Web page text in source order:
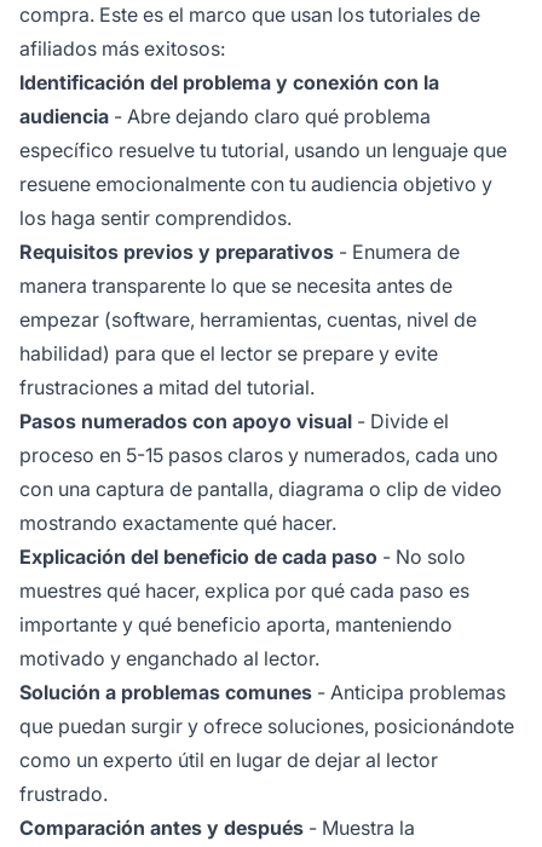
compra. Este es el marco que usan los tutoriales de
afiliados más exitosos:
Identificación del problema y conexión con la
audiencia - Abre dejando claro qué problema
específico resuelve tu tutorial, usando un lenguaje que
resuene emocionalmente con tu audiencia objetivo y
los haga sentir comprendidos.
Requisitos previos y preparativos - Enumera de
manera transparente lo que se necesita antes de
empezar (software, herramientas, cuentas, nivel de
habilidad) para que el lector se prepare y evite
frustraciones a mitad del tutorial.
Pasos numerados con apoyo visual - Divide el
proceso en 5-15 pasos claros y numerados, cada uno
con una captura de pantalla, diagrama o clip de video
mostrando exactamente qué hacer.
Explicación del beneficio de cada paso - No solo
muestres qué hacer, explica por qué cada paso es
importante y qué beneficio aporta, manteniendo
motivado y enganchado al lector.
Solución a problemas comunes - Anticipa problemas
que puedan surgir y ofrece soluciones, posicionándote
como un experto útil en lugar de dejar al lector
frustrado.
Comparación antes y después - Muestra la